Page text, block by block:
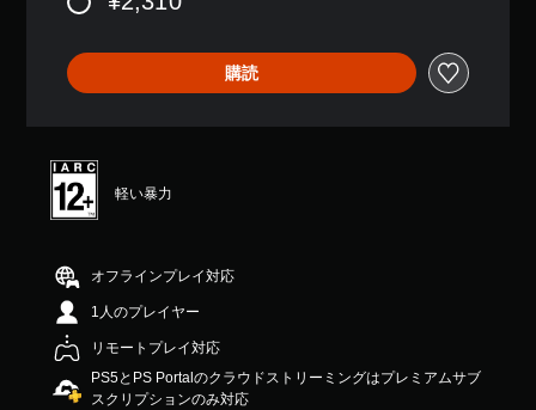
5
階
中
の
6
で
す
購読
軽い暴力
オフラインプレイ対応
1人のプレイヤー
リモートプレイ対応
PS5とPS Portalのクラウドストリーミングはプレミアムサブ
スクリプションのみ対応